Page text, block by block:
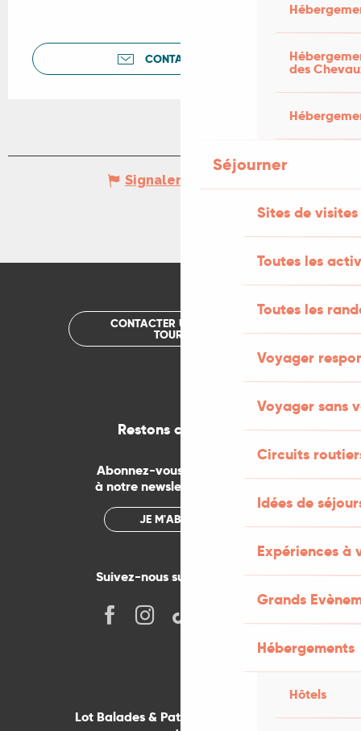
des
Séjourner
Sites de visites
Toutes les
Toutes les
Voyager
Voyager sans
Circuits
Idées de
Expériences à
Grands
Hébergements
Hôtels
CONTACTEZ-NOUS
Signaler une erreur
CONTACTER UN OFFICE DE
TOURISME
Restons connectés
Abonnez-vous gratuitement
à notre newsletter mensuelle
JE M'ABONNE
Suivez-nous sur les réseaux !
Lot Balades & Patrimoines sur votre